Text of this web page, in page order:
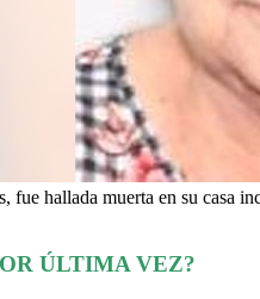
fue hallada muerta en su casa
ÚLTIMA VEZ?